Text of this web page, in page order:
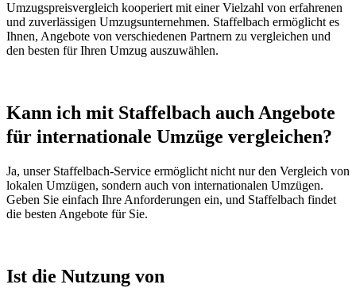
Umzugspreisvergleich kooperiert mit einer Vielzahl von erfahrenen
und zuverlässigen Umzugsunternehmen. Staffelbach ermöglicht es
Ihnen, Angebote von verschiedenen Partnern zu vergleichen und
den besten für Ihren Umzug auszuwählen.
Kann ich mit Staffelbach auch Angebote
für internationale Umzüge vergleichen?
Ja, unser Staffelbach-Service ermöglicht nicht nur den Vergleich von
lokalen Umzügen, sondern auch von internationalen Umzügen.
Geben Sie einfach Ihre Anforderungen ein, und Staffelbach findet
die besten Angebote für Sie.
Ist die Nutzung von